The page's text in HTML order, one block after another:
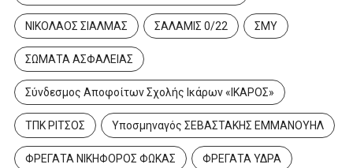
ΝΙΚΟΛΑΟΣ ΣΙΑΛΜΑΣ ΣΑΛΑΜΙΣ 0/22 ΣΜΥ
ΣΩΜΑΤΑ ΑΣΦΑΛΕΙΑΣ
Σύνδεσμος Αποφοίτων Σχολής Ικάρων «ΙΚΑΡΟΣ»
ΤΠΚ ΡΙΤΣΟΣ Υποσμηναγός ΣΕΒΑΣΤΑΚΗΣ ΕΜΜΑΝΟΥΗΛ
ΦΡΕΓΑΤΑ ΝΙΚΗΦΟΡΟΣ ΦΩΚΑΣ ΦΡΕΓΑΤΑ ΥΔΡΑ